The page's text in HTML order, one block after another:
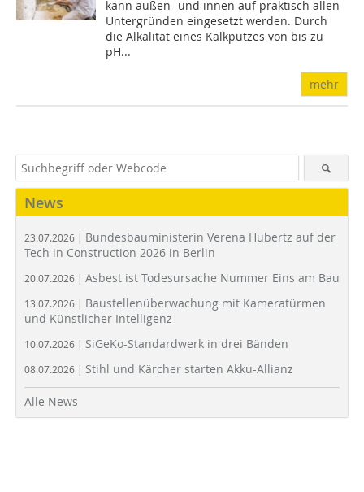
kann außen- und innen auf praktisch allen
Untergründen eingesetzt werden. Durch
die Alkalität eines Kalkputzes von bis zu
pH...
mehr
News
23.07.2026 | Bundesbauministerin Verena Hubertz auf der
Tech in Construction 2026 in Berlin
20.07.2026 | Asbest ist Todesursache Nummer Eins am Bau
13.07.2026 | Baustellenüberwachung mit Kameratürmen
und Künstlicher Intelligenz
10.07.2026 | SiGeKo-Standardwerk in drei Bänden
08.07.2026 | Stihl und Kärcher starten Akku-Allianz
Alle News